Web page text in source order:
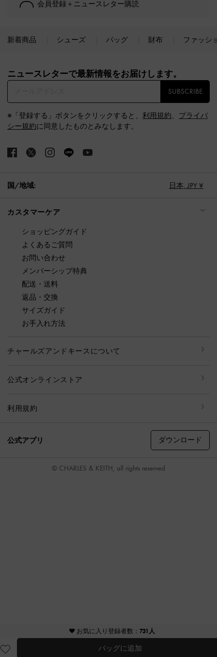
♥ お気に入り登録者数： 731人
バッグに追加
会員登録＋ニュースレター購読
新着商品 シューズ バッグ 財布 ファッシ
ニュースレターで最新情報をお届けします。​
SUBSCRIBE
※「登録する」ボタンをクリックすると、 利用規約、 プライバ
シー規約に同意したものとみなします。
国/地域: 日本, JPY ¥
カスタマーケア
ショッピングガイド
よくあるご質問
お問い合わせ
メンバーシップ特典
配送・送料
返品・交換
サイズガイド
お手入れ方法
チャールズアンドキースについて
公式オンラインストア
利用規約
公式アプリ ダウンロード
© CHARLES & KEITH, all rights reserved